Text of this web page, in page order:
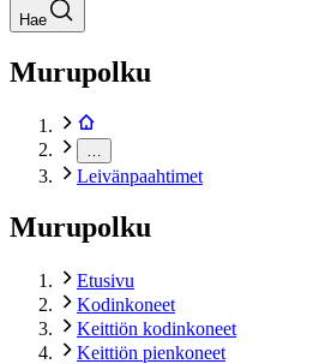
Hae
Murupolku
Leivänpaahtimet
Murupolku
Etusivu
Kodinkoneet
Keittiön kodinkoneet
Keittiön pienkoneet